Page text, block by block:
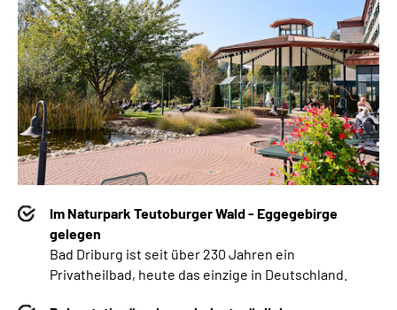
Im Naturpark Teutoburger Wald - Eggegebirge
gelegen
Bad Driburg ist seit über 230 Jahren ein
Privatheilbad, heute das einzige in Deutschland.